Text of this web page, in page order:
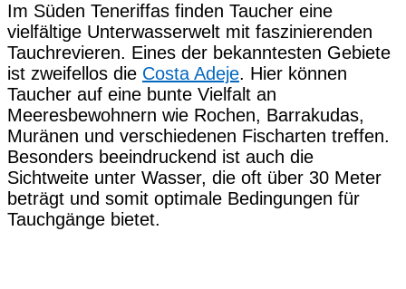
Im Süden Teneriffas finden Taucher eine
vielfältige Unterwasserwelt mit faszinierenden
Tauchrevieren. Eines der bekanntesten Gebiete
ist zweifellos die Costa Adeje. Hier können
Taucher auf eine bunte Vielfalt an
Meeresbewohnern wie Rochen, Barrakudas,
Muränen und verschiedenen Fischarten treffen.
Besonders beeindruckend ist auch die
Sichtweite unter Wasser, die oft über 30 Meter
beträgt und somit optimale Bedingungen für
Tauchgänge bietet.